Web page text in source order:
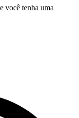
você tenha uma